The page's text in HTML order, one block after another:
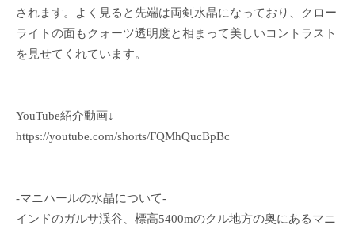
されます。よく見ると先端は両剣水晶になっており、クロー
ライトの面もクォーツ透明度と相まって美しいコントラスト
を見せてくれています。
YouTube紹介動画↓
https://youtube.com/shorts/FQMhQucBpBc
-マニハールの水晶について-
インドのガルサ渓谷、標高5400mのクル地方の奥にあるマニ